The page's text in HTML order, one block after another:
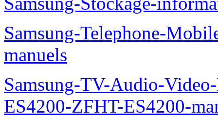
Samsung-Telephone-
manuels
Samsung-TV-Audio-
ES4200-ZFHT-ES4200-